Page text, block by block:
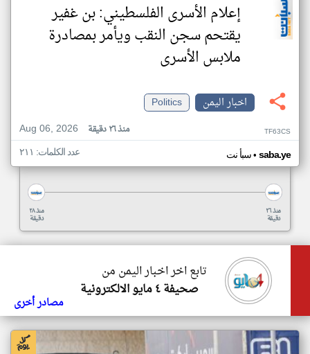
إعلام الأسرى الفلسطيني: بن غفير
يقتحم سجن النقب ويأمر بمصادرة
ملابس الأسرى
اخبار اليمن
Politics
Aug 06, 2026
منذ ٢٦ دقيقة TF63CS
سبأ نت• saba.ye عدد الكلمات: ٢١١
منذ ٢٨
دقيقة
منذ ٢٦
دقيقة
تابع اخر اخبار اليمن من
صحيفة ٤ مايو الالكترونية
مصادر أخرى